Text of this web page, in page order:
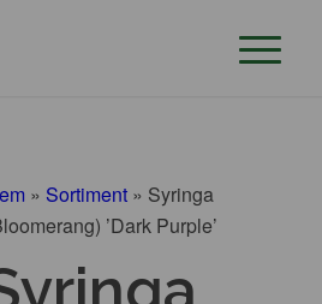
» Sortiment » Syringa
’Dark Purple’